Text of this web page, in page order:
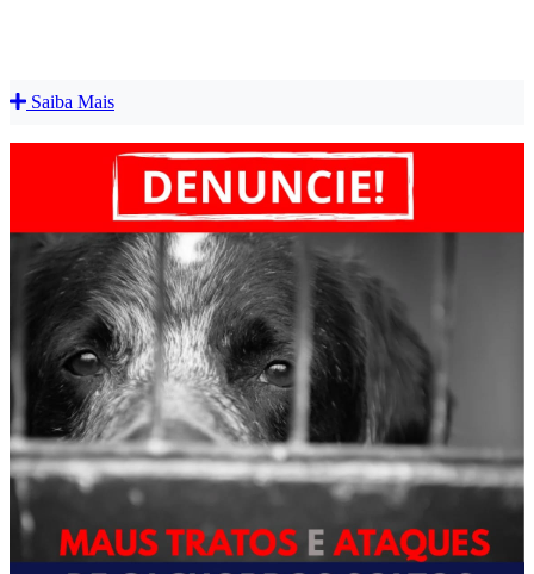
Saiba Mais